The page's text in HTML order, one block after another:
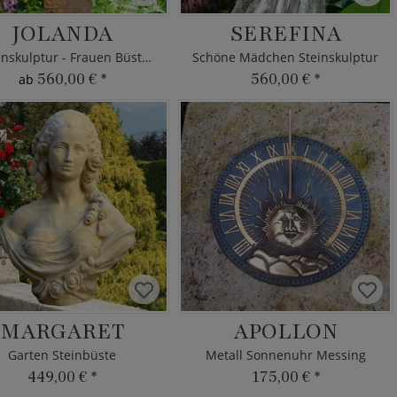
JOLANDA
Gartenskulptur - Frauen Büste Stein
ab 560,00 € *
SEREFINA
Schöne Mädchen Steinskulptur
560,00 € *
MARGARET
Garten Steinbüste
449,00 € *
APOLLON
Metall Sonnenuhr Messing
175,00 € *